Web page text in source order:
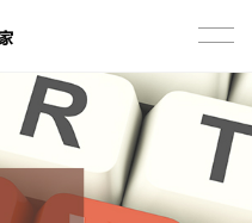
首页
塑胶跑道建设
混合型塑胶跑道
透气型塑胶跑道
篮球场施工
硅PU篮球场
网球场施工